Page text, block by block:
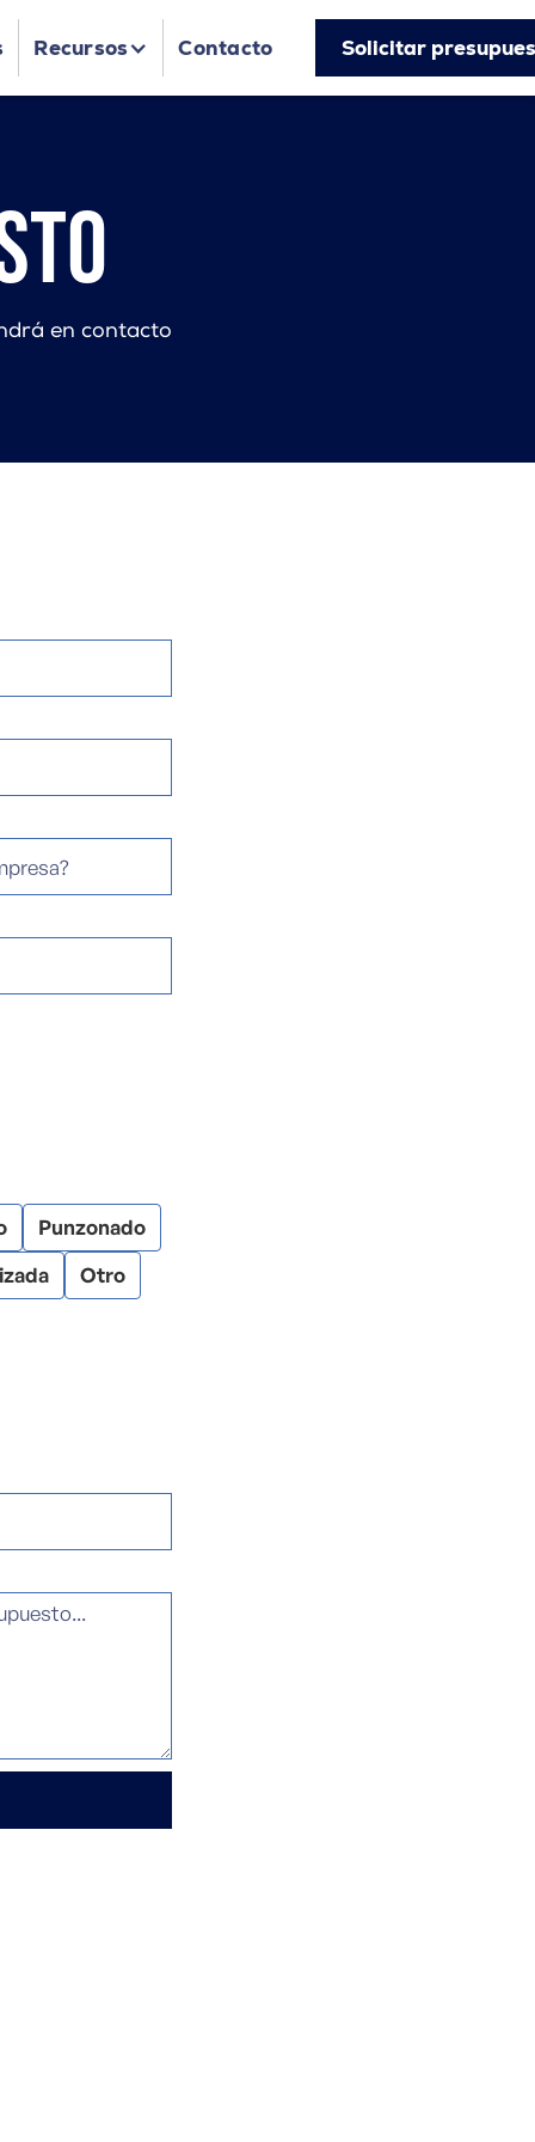
Recursos Contacto Solicitar
en contacto
Punzonado
Otro